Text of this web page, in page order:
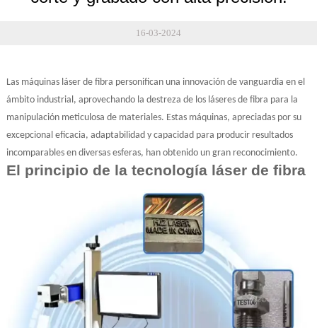
16-03-2024
Las máquinas láser de fibra personifican una innovación de vanguardia en el
ámbito industrial, aprovechando la destreza de los láseres de fibra para la
manipulación meticulosa de materiales. Estas máquinas, apreciadas por su
excepcional eficacia, adaptabilidad y capacidad para producir resultados
incomparables en diversas esferas, han obtenido un gran reconocimiento.
El principio de la tecnología láser de fibra